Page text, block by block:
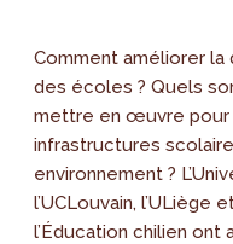
Comment améliorer
des écoles ? Quels
mettre en œuvre pour
infrastructures
environnement ?
l’UCLouvain, l’ULiège
l’Éducation chilien ont